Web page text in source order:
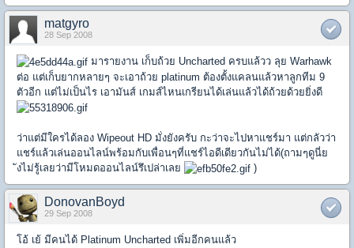
matgyro
28 Sep 2008
มารายงาน เก็บถ้วย Uncharted ครบแล้วว ลุย Warhawk
ต่อ แต่เก็บยากหลายๆ จะเอาถ้วย platinum ต้องตั้งแคลนแล้วหาลูกทีม 9
ตัวอีก แต่ไม่เป็นไร เอามันส์ เกมส์ไหนเกรียนได้เล่นแล้วได้ถ้วยด้วยยิ่งดี
ว่าแต่มีใครได้ลอง Wipeout HD มั่งยังครับ กะว่าจะไปหาแชร์มา แต่กลัวว่า
แชร์แล้วเล่นออนไลน์พร้อมกับเพื่อนๆที่แชร์ไอดีเดียวกันไม่ได้(ถามๆดูนี่ย
ังไม่รู้เลยว่ามีโหมดออนไลน์รึเปล่าเลย
)
DonovanBoyd
29 Sep 2008
โอ้ เย้ มีคนได้ Platinum Uncharted เพิ่มอีกคนแล้ว